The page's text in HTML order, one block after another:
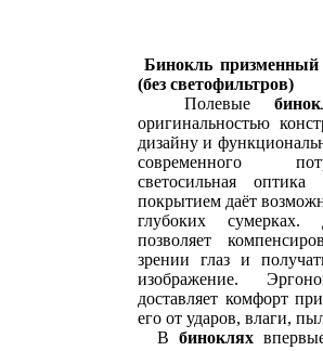
Бинокль
(без светофильтров)
Полевые
оригинальностью
дизайну и
современного
светосильная
покрытием даёт
глубоких сумерках.
позволяет
зрении глаз и
изображение.
доставляет комфорт
его от ударов, влаги,
В биноклях